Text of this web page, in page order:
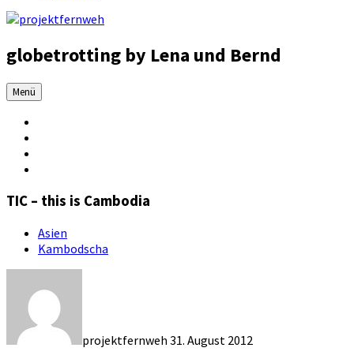
globetrotting by Lena und Bernd
Menü
TIC – this is Cambodia
Asien
Kambodscha
projektfernweh 31. August 2012